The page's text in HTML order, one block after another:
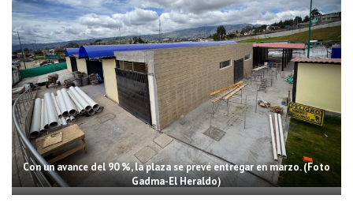
Con un avance del 90 %, la plaza se prevé entregar en marzo. (Foto
Gadma-El Heraldo)